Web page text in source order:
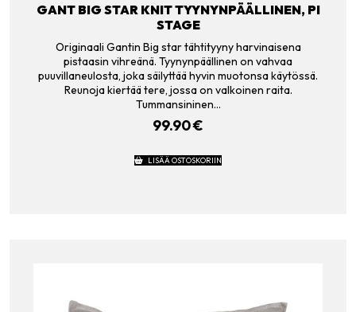
GANT BIG STAR KNIT TYYNYNPÄÄLLINEN, PI
STAGE
Originaali Gantin Big star tähtityyny harvinaisena
pistaasin vihreänä. Tyynynpäällinen on vahvaa
puuvillaneulosta, joka säilyttää hyvin muotonsa käytössä.
Reunoja kiertää tere, jossa on valkoinen raita.
Tummansininen…
99.90€
LISÄÄ OSTOSKORIIN